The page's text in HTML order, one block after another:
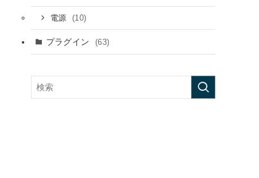
電源 (10)
プラグイン (63)